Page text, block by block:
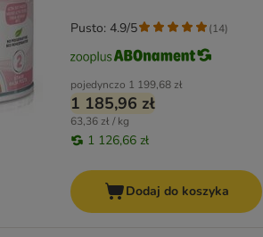
pojedynczo 1 199,68 zł
1 185,96 zł
63,36 zł / kg
1 126,66 zł
Pusto: 4.9/5 (14)
Dodaj do koszyka